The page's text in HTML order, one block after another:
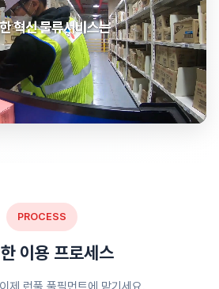
PROCESS
이용 프로세스